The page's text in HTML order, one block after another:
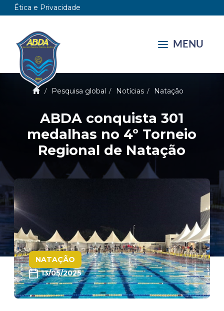
Ética e Privacidade
MENU
Pesquisa global Notícias Natação
ABDA conquista 301
medalhas no 4º Torneio
Regional de Natação
NATAÇÃO
13/05/2025